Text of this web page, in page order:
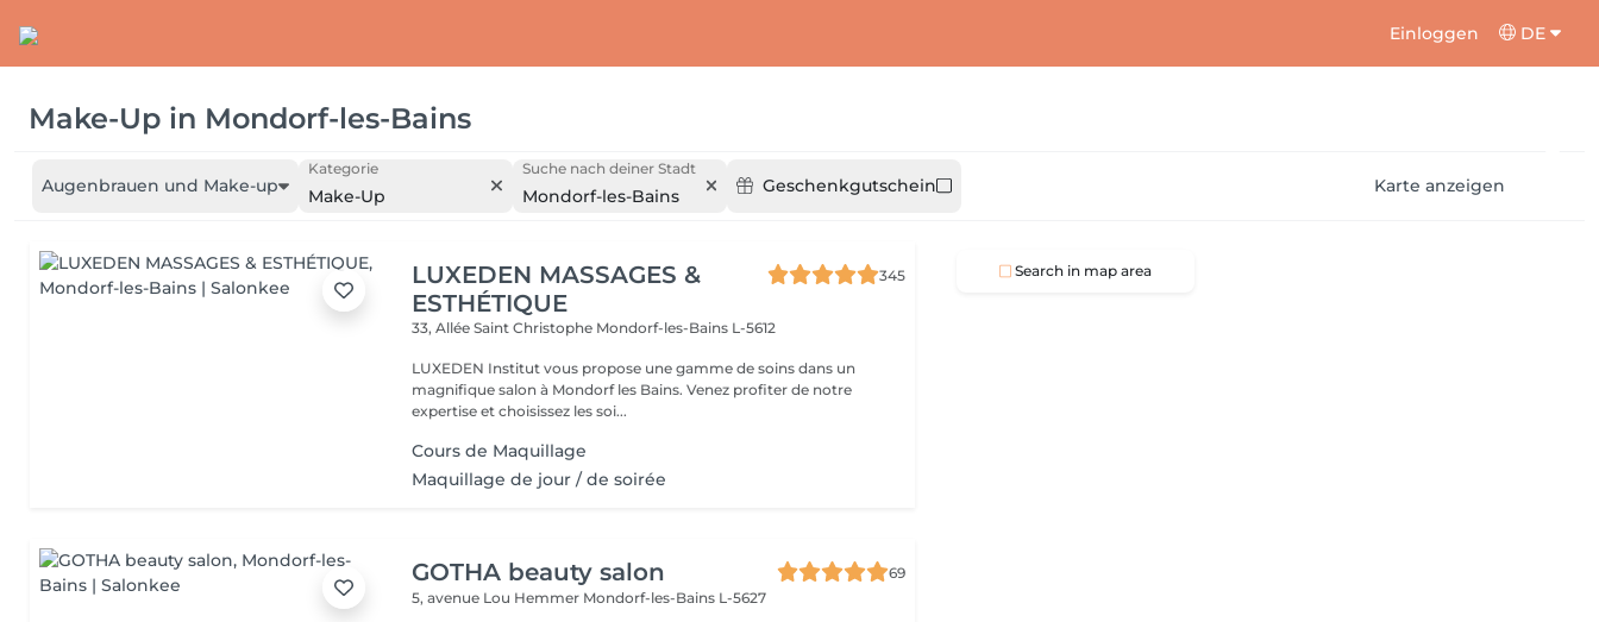
Einloggen DE
Make-Up in Mondorf-les-Bains
Augenbrauen und Make-up
Kategorie
Make-Up
Suche nach deiner Stadt
Mondorf-les-Bains Geschenkgutschein Karte anzeigen
LUXEDEN MASSAGES &
ESTHÉTIQUE
345
33, Allée Saint Christophe Mondorf-les-Bains L-5612
LUXEDEN Institut vous propose une gamme de soins dans un
magnifique salon à Mondorf les Bains. Venez profiter de notre
expertise et choisissez les soi...
Cours de Maquillage
Maquillage de jour / de soirée
GOTHA beauty salon
69
5, avenue Lou Hemmer Mondorf-les-Bains L-5627
Search in map area